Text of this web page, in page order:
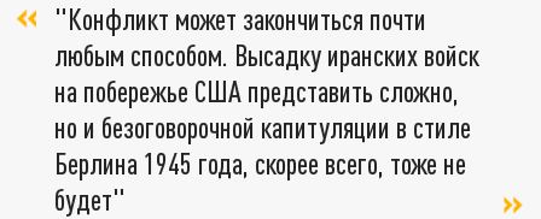
"Конфликт может закончиться почти
любым способом. Высадку иранских войск
на побережье США представить сложно,
но и безоговорочной капитуляции в стиле
Берлина 1945 года, скорее всего, тоже не
будет"